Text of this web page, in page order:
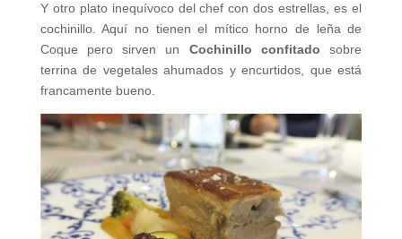
Y otro plato inequívoco del chef con dos estrellas, es el
cochinillo. Aquí no tienen el mítico horno de leña de
Coque pero sirven un Cochinillo confitado sobre
terrina de vegetales ahumados y encurtidos, que está
francamente bueno.